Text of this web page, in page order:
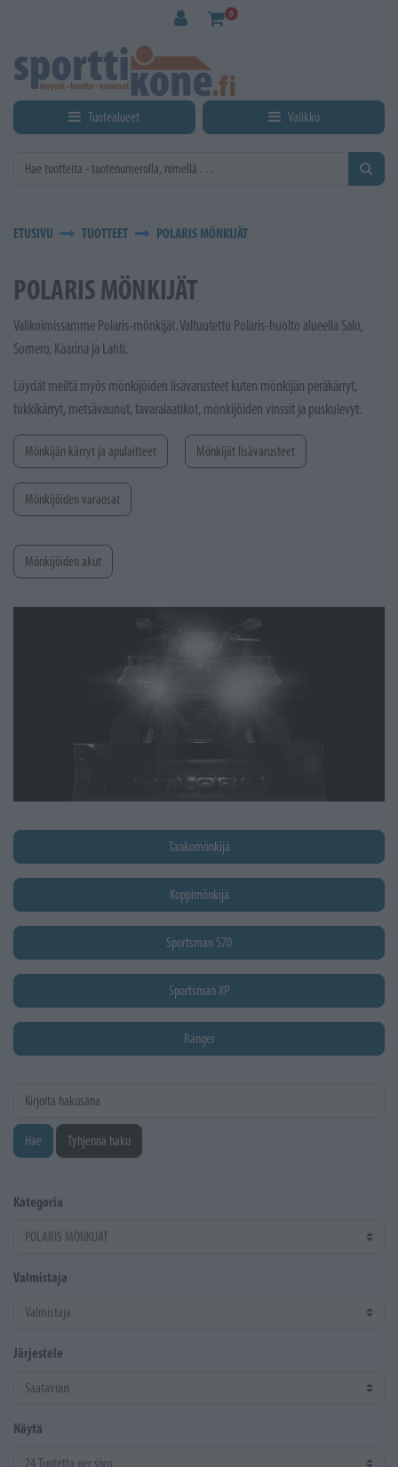
0
Tuotealueet Valikko
ETUSIVU TUOTTEET POLARIS MÖNKIJÄT
POLARIS MÖNKIJÄT
Valikoimissamme Polaris-mönkijät. Valtuutettu Polaris-huolto alueella Salo,
Somero, Kaarina ja Lahti.
Löydät meiltä myös mönkijöiden lisävarusteet kuten mönkijän peräkärryt,
tukkikärryt, metsävaunut, tavaralaatikot, mönkijöiden vinssit ja puskulevyt.
Mönkijän kärryt ja apulaitteet Mönkijät lisävarusteet
Mönkijöiden varaosat
Mönkijöiden akut
Tankomönkijä
Koppimönkijä
Sportsman 570
Sportsman XP
Ranger
Kirjoita hakusana
Hae Tyhjennä haku
Kategoria
Valmistaja
Järjestele
Näytä